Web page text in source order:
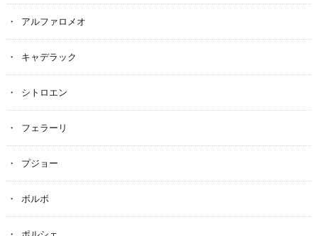
アルファロメオ
キャデラック
シトロエン
フェラーリ
プジョー
ボルボ
ポルシェ